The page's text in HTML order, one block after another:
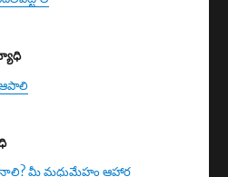
మీ మధుమేహం ఆహార